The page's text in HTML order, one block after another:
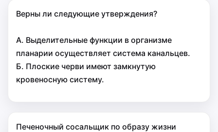
Верны ли следующие утверждения?
А. Выделительные функции в организме
планарии осуществляет система канальцев.
Б. Плоские черви имеют замкнутую
кровеносную систему.
Печеночный сосальщик по образу жизни